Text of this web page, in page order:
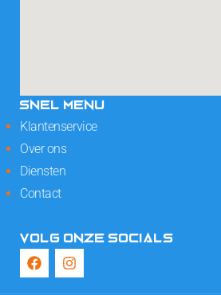
SNEL MENU
Klantenservice
Over ons
Diensten
Contact
VOLG ONZE SOCIALS